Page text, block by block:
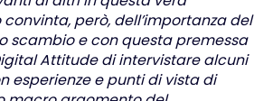
convinta, però, dell’importanza del
scambio e con questa premessa
Attitude di intervistare alcuni
esperienze e punti di vista di